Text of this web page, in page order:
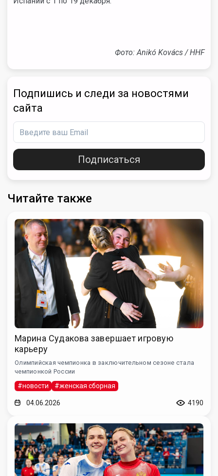
Фото: Anikó Kovács / HHF
Подпишись и следи за новостями
сайта
Подписаться
Читайте также
Марина Судакова завершает игровую
карьеру
Олимпийская чемпионка в заключительном сезоне стала
чемпионкой России
#новости #женская сборная
04.06.2026 4190